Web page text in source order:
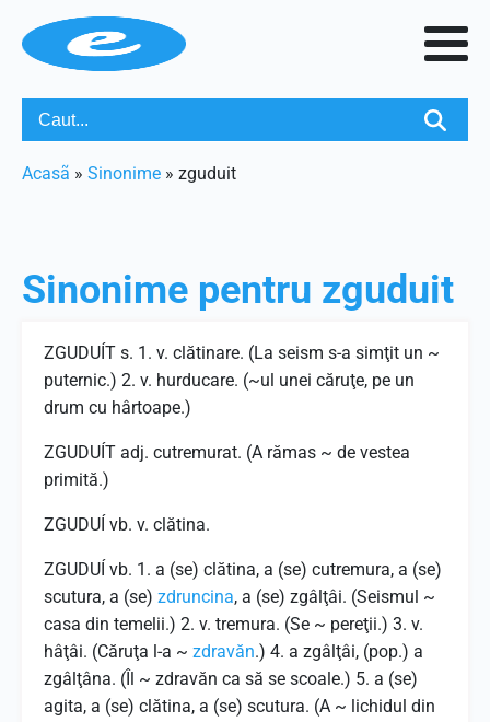
Acasã » Sinonime » zguduit
Sinonime pentru zguduit
ZGUDUÍT s. 1. v. clătinare. (La seism s-a simţit un ~
puternic.) 2. v. hurducare. (~ul unei căruţe, pe un
drum cu hârtoape.)
ZGUDUÍT adj. cutremurat. (A rămas ~ de vestea
primită.)
ZGUDUÍ vb. v. clătina.
ZGUDUÍ vb. 1. a (se) clătina, a (se) cutremura, a (se)
scutura, a (se) zdruncina, a (se) zgâlţâi. (Seismul ~
casa din temelii.) 2. v. tremura. (Se ~ pereţii.) 3. v.
hâţâi. (Căruţa l-a ~ zdravăn.) 4. a zgâlţâi, (pop.) a
zgâlţâna. (Îl ~ zdravăn ca să se scoale.) 5. a (se)
agita, a (se) clătina, a (se) scutura. (A ~ lichidul din